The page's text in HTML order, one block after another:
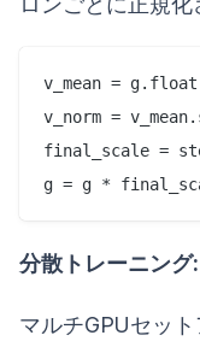
v_mean =
v_norm =
final_scale =
分散トレーニング:
マルチGPUセッ